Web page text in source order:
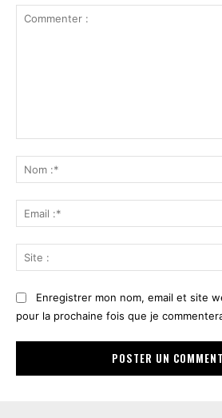
Enregistrer mon nom, email et site
pour la prochaine fois que je